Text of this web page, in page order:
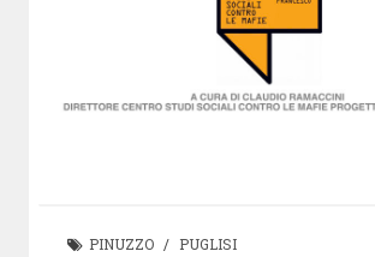
PINUZZO/ PUGLISI